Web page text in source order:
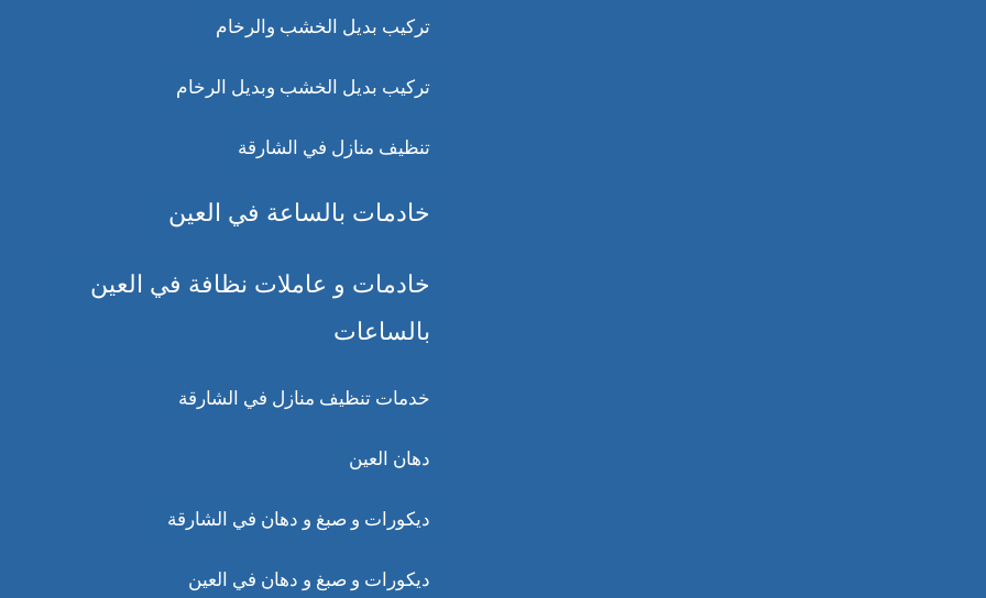
تركيب بديل الخشب والرخام
تركيب بديل الخشب وبديل الرخام
تنظيف منازل في الشارقة
خادمات بالساعة في العين
خادمات و عاملات نظافة في العين
بالساعات
خدمات تنظيف منازل في الشارقة
دهان العين
ديكورات و صبغ و دهان في الشارقة
ديكورات و صبغ و دهان في العين